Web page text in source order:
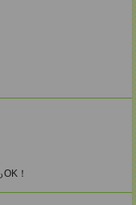
！